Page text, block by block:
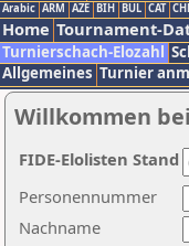
Arabic ARM AZE BIH BUL CAT
Home Tournament-
Turnierschach-Elozahl
Allgemeines Turnier
Willkommen
Nachname
Personennummer
FIDE-Elolisten Stand